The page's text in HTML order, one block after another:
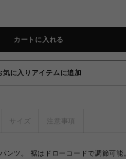
カートに入れる
気に入りアイテムに追加
サイズ 注意事項
ンツ。 裾はドローコードで調節可能